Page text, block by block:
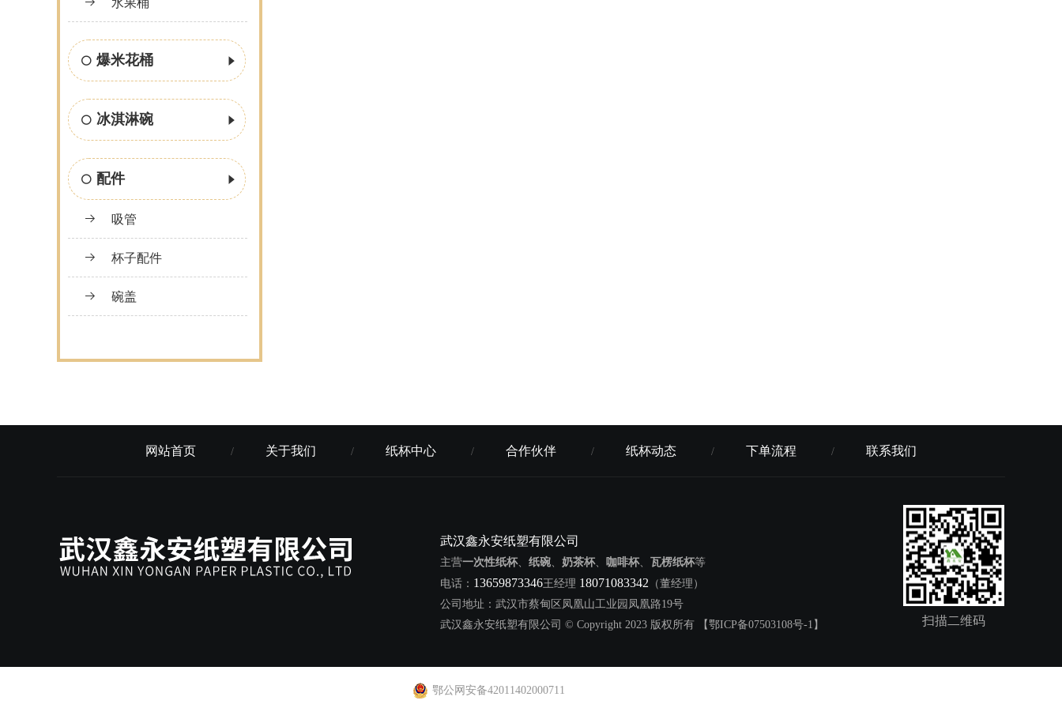
水果桶
爆米花桶
冰淇淋碗
配件
吸管
杯子配件
碗盖
网站首页 / 关于我们 / 纸杯中心 / 合作伙伴 / 纸杯动态 / 下单流程 / 联系我们
武汉鑫永安纸塑有限公司
主营一次性纸杯、纸碗、奶茶杯、咖啡杯、瓦楞纸杯等
电话： 13659873346王经理 18071083342 （董经理）
公司地址：武汉市蔡甸区凤凰山工业园凤凰路19号
武汉鑫永安纸塑有限公司© Copyright 2023 版权所有 【鄂ICP备07503108号-1】 扫描二维码
鄂公网安备42011402000711